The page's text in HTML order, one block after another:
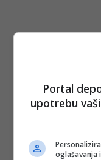
Portal
upotrebu
oglašavanja